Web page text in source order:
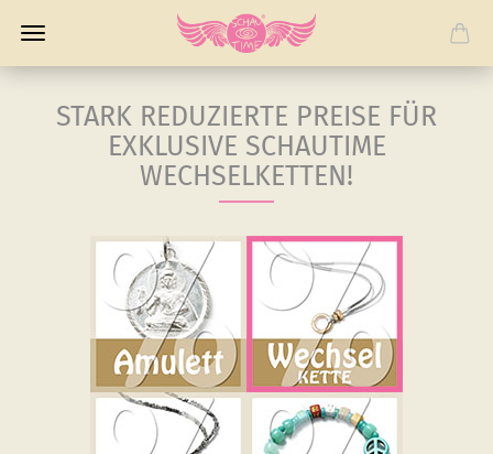
STARK REDUZIERTE PREISE FÜR
EXKLUSIVE SCHAUTIME
WECHSELKETTEN!